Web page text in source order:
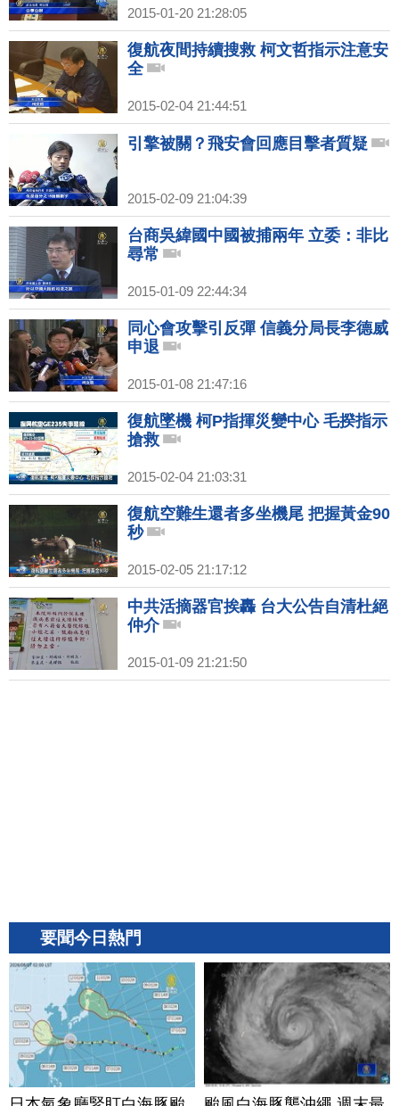
2015-01-20 21:28:05
復航夜間持續搜救 柯文哲指示注意安
全
2015-02-04 21:44:51
引擎被關？飛安會回應目擊者質疑
2015-02-09 21:04:39
台商吳緯國中國被捕兩年 立委：非比
尋常
2015-01-09 22:44:34
同心會攻擊引反彈 信義分局長李德威
申退
2015-01-08 21:47:16
復航墜機 柯P指揮災變中心 毛揆指示
搶救
2015-02-04 21:03:31
復航空難生還者多坐機尾 把握黃金90
秒
2015-02-05 21:17:12
中共活摘器官挨轟 台大公告自清杜絕
仲介
2015-01-09 21:21:50
要聞今日熱門